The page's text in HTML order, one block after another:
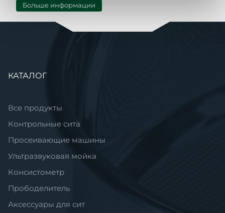
Больше информации
Пропустить
КАТАЛОГ
Все продукты
Контрольные сита
Просеивающие машины
Ультразвуковая мойка
Консистометр
Прободелитель
Аксессуары для сит